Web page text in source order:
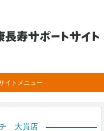
イトメニュー
チ 大貫店